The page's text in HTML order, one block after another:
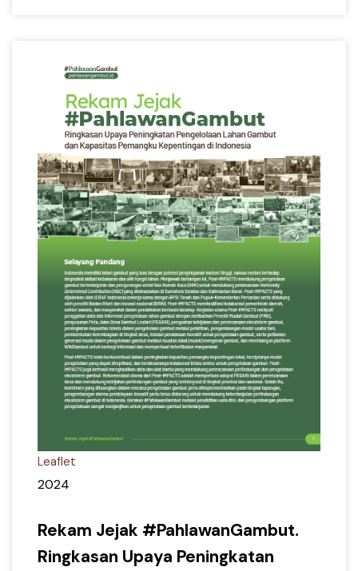
Leaflet
2024
Rekam Jejak #PahlawanGambut.
Ringkasan Upaya Peningkatan